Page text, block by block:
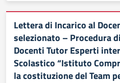
Lettera di Incarico al
selezionato – Procedura
Docenti Tutor Esperti
Scolastico “Istituto
la costituzione del Team